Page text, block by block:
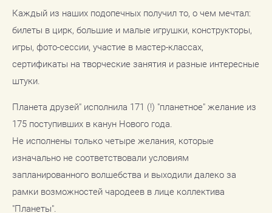
Каждый из наших подопечных получил то, о чем мечтал:
билеты в цирк, большие и малые игрушки, конструкторы,
игры, фото-сессии, участие в мастер-классах,
сертификаты на творческие занятия и разные интересные
штуки.
Планета друзей" исполнила 171 (!) "планетное" желание из
175 поступивших в канун Нового года.
Не исполнены только четыре желания, которые
изначально не соответствовали условиям
запланированного волшебства и выходили далеко за
рамки возможностей чародеев в лице коллектива
"Планеты".